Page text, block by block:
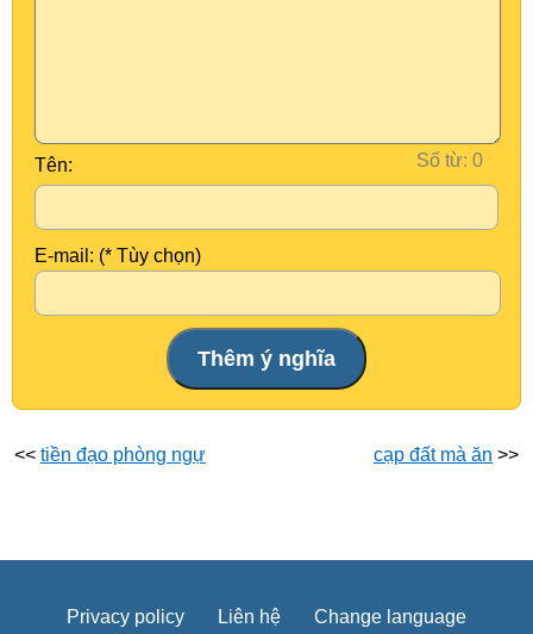
Số từ:
Tên:
E-mail: (* Tùy chọn)
<< tiền đạo phòng ngự cạp đất mà ăn >>
Privacy policy Liên hệ Change language